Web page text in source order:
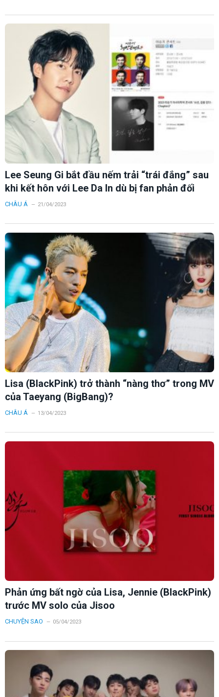
Lee Seung Gi bắt đầu nếm trải “trái đắng” sau
khi kết hôn với Lee Da In dù bị fan phản đối
CHÂU Á 21/04/2023
Lisa (BlackPink) trở thành “nàng thơ” trong MV
của Taeyang (BigBang)?
CHÂU Á 13/04/2023
Phản ứng bất ngờ của Lisa, Jennie (BlackPink)
trước MV solo của Jisoo
CHUYỆN SAO 05/04/2023